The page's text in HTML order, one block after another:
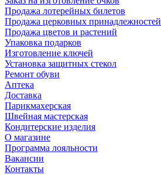
Продажа лотерейных билетов
Продажа церковных принадлежностей
Продажа цветов и растений
Упаковка подарков
Изготовление ключей
Установка защитных стекол
Ремонт обуви
Аптека
Доставка
Парикмахерская
Швейная мастерская
Кондитерские изделия
О магазине
Программа лояльности
Вакансии
Контакты